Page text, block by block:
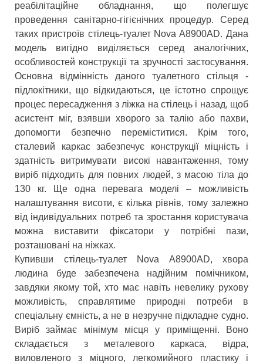
реабілітаційне обладнання, що полегшує
проведення санітарно-гігієнічних процедур. Серед
таких пристроїв стілець-туалет Nova A8900AD. Дана
модель вигідно виділяється серед аналогічних,
особливостей конструкції та зручності застосування.
Основна відмінність даного туалетного стільця -
підлокітники, що відкидаються, це істотно спрощує
процес пересадження з ліжка на стілець і назад, щоб
асистент міг, взявши хворого за талію або пахви,
допомогти безпечно переміститися. Крім того,
сталевий каркас забезпечує конструкції міцність і
здатність витримувати високі навантаження, тому
виріб підходить для повних людей, з масою тіла до
130 кг. Ще одна перевага моделі – можливість
налаштування висоти, є кілька рівнів, тому залежно
від індивідуальних потреб та зростання користувача
можна виставити фіксатори у потрібні пази,
розташовані на ніжках.
Купивши стілець-туалет Nova A8900AD, хвора
людина буде забезпечена надійним помічником,
завдяки якому той, хто має навіть невелику рухову
можливість, справлятиме природні потреби в
спеціальну ємність, а не в незручне підкладне судно.
Виріб займає мінімум місця у приміщенні. Воно
складається з металевого каркаса, відра,
виловленого з міцного, легкомийного пластику і